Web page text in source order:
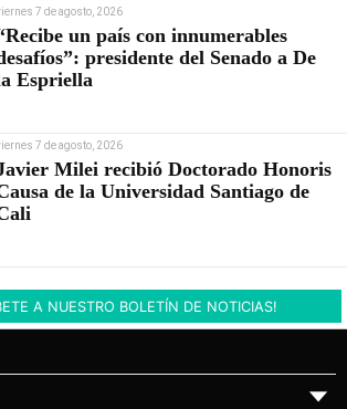
7 de agosto, 2026
un país con innumerables
presidente del Senado a De
Espriella
7 de agosto, 2026
Milei recibió Doctorado Honoris
de la Universidad Santiago de
A NUESTRO BOLETÍN DE NOTICIAS!
▼